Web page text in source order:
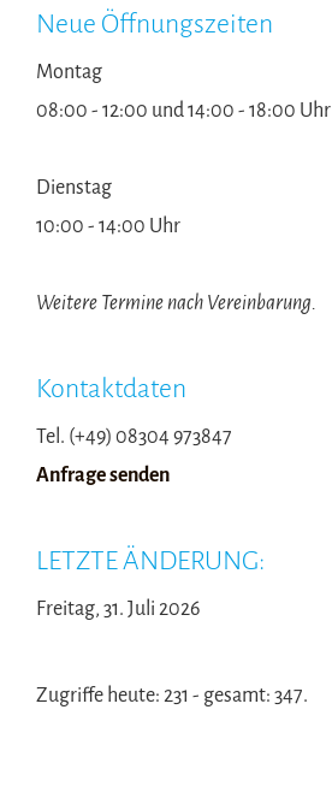
Neue Öffnungszeiten
Montag
08:00 - 12:00 und 14:00 - 18:00 Uhr
Dienstag
10:00 - 14:00 Uhr
Weitere Termine nach Vereinbarung.
Kontaktdaten
Tel. (+49) 08304 973847
Anfrage senden
LETZTE ÄNDERUNG:
Freitag, 31. Juli 2026
Zugriffe heute: 231 - gesamt: 347.